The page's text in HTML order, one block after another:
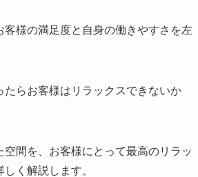
客様の満足度と自身の働きやすさを左
らお客様はリラックスできないか
間を、お客様にとって最高のリラッ
く解説します。